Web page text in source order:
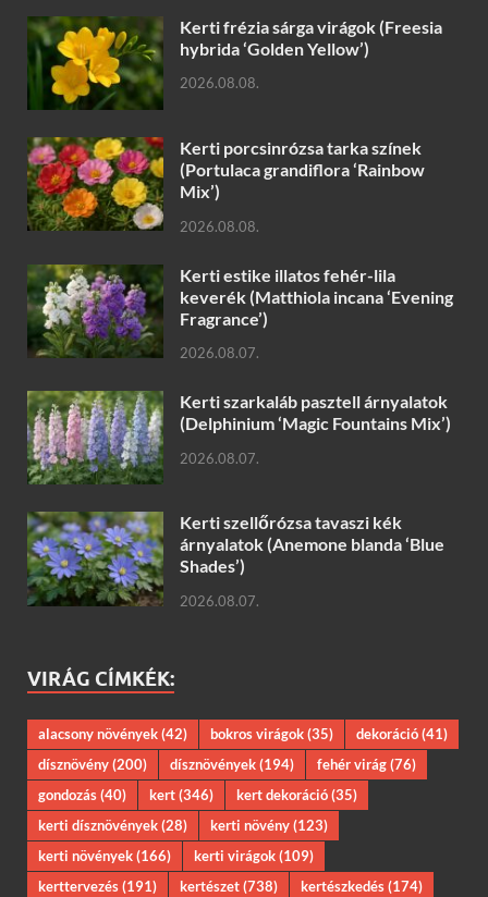
Kerti frézia sárga virágok (Freesia
hybrida ‘Golden Yellow’)
2026.08.08.
Kerti porcsinrózsa tarka színek
(Portulaca grandiflora ‘Rainbow
Mix’)
2026.08.08.
Kerti estike illatos fehér-lila
keverék (Matthiola incana ‘Evening
Fragrance’)
2026.08.07.
Kerti szarkaláb pasztell árnyalatok
(Delphinium ‘Magic Fountains Mix’)
2026.08.07.
Kerti szellőrózsa tavaszi kék
árnyalatok (Anemone blanda ‘Blue
Shades’)
2026.08.07.
VIRÁG CÍMKÉK:
alacsony növények(42) bokros virágok(35) dekoráció(41)
dísznövény(200) dísznövények(194) fehér virág(76)
gondozás(40) kert(346) kert dekoráció(35)
kerti dísznövények(28) kerti növény(123)
kerti növények(166) kerti virágok(109)
kerttervezés(191) kertészet(738) kertészkedés(174)